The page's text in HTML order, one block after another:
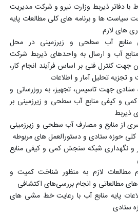
با دفاتر ذیربط وزارت نیرو و شرکت مدیریت
سیاست ها و برنامه های کلی مطالعات پایه
های لازم
آب سطحی و زیرزمینی در محل
آب و ارسال به واحدهای ذیربط شرکت
جهت کنترل فنی بر اساس فرآیند انجام کار،
و تجزیه تحلیل آمار و اطلاعات
ستادی جهت تاسیس، تجهیز، به روزرسانی و
و کیفی منابع آب سطحی و زیرزمینی بر
ذیربط
از منابع و مصارف آب سطحی و زیرزمینی
حوزه ستادی و دستورالعمل های مربوطه
و نگهداری شبکه سنجش کمی و کیفی منابع
مطالعات لازم به منظور شناخت کمیت و
مطالعاتی و انجام بررسی‌های اکتشافی
پایه منابع آب با رعایت خط مشی های
ستادی